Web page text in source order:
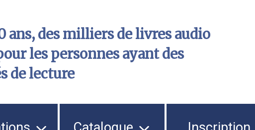
ans, des milliers de livres audio
les personnes ayant des
de lecture